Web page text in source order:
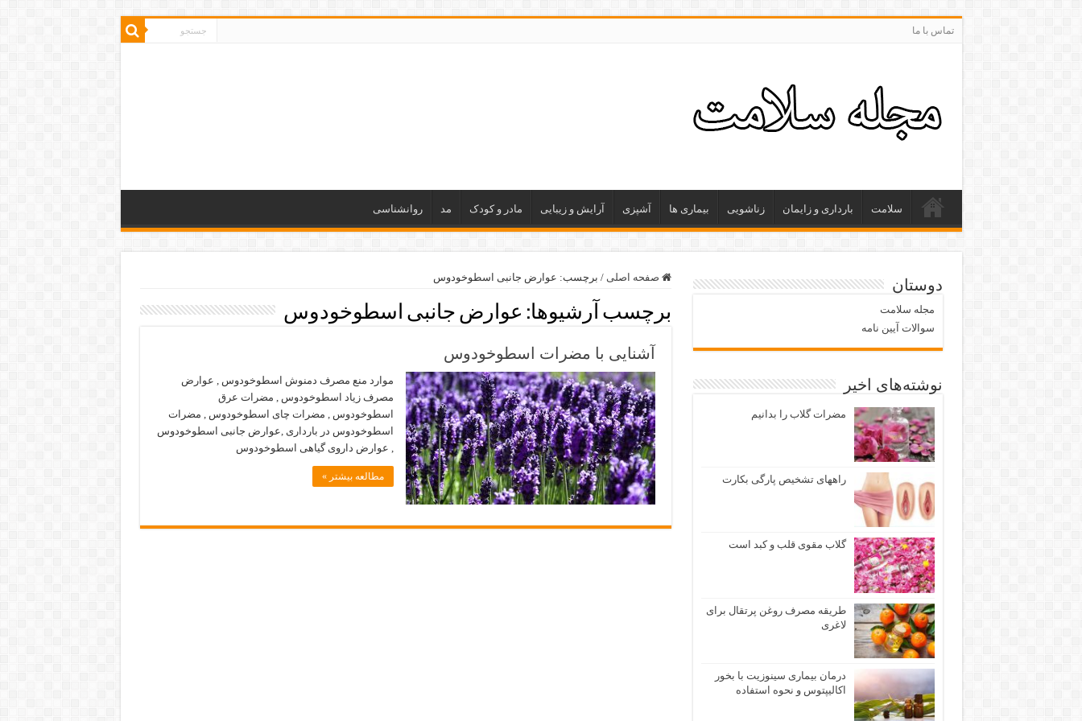
تماس با ما
سلامت بارداری و زایمان زناشویی بیماری ها آشپزی آرایش و زیبایی مادر و کودک مد روانشناسی
صفحه اصلی / برچسب: عوارض جانبی اسطوخودوس
برچسب آرشیوها: عوارض جانبی اسطوخودوس
آشنایی با مضرات اسطوخودوس
موارد منع مصرف دمنوش اسطوخودوس , عوارض
مصرف زیاد اسطوخودوس , مضرات عرق
اسطوخودوس , مضرات چای اسطوخودوس , مضرات
اسطوخودوس در بارداری ,عوارض جانبی اسطوخودوس
, عوارض داروی گیاهی اسطوخودوس
مطالعه بیشتر »
دوستان
مجله سلامت
سوالات آیین نامه
نوشته‌های اخیر
مضرات گلاب را بدانیم
راههای تشخيص پارگی بكارت
گلاب مقوی قلب و کبد است
طریقه مصرف روغن پرتقال برای
لاغری
درمان بیماری سینوزیت با بخور
اکالیپتوس و نحوه استفاده